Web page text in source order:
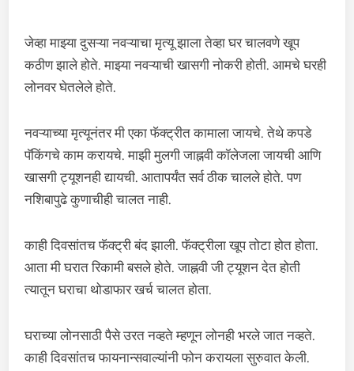
जेव्हा माझ्या दुसऱ्या नवऱ्याचा मृत्यू झाला तेव्हा घर चालवणे खूप
कठीण झाले होते. माझ्या नवऱ्याची खासगी नोकरी होती. आमचे घरही
लोनवर घेतलेले होते.
नवऱ्याच्या मृत्यूनंतर मी एका फॅक्ट्रीत कामाला जायचे. तेथे कपडे
पॅकिंगचे काम करायचे. माझी मुलगी जाह्नवी कॉलेजला जायची आणि
खासगी ट्यूशनही द्यायची. आतापर्यंत सर्व ठीक चालले होते. पण
नशिबापुढे कुणाचीही चालत नाही.
काही दिवसांतच फॅक्ट्री बंद झाली. फॅक्ट्रीला खूप तोटा होत होता.
आता मी घरात रिकामी बसले होते. जाह्नवी जी ट्यूशन देत होती
त्यातून घराचा थोडाफार खर्च चालत होता.
घराच्या लोनसाठी पैसे उरत नव्हते म्हणून लोनही भरले जात नव्हते.
काही दिवसांतच फायनान्सवाल्यांनी फोन करायला सुरुवात केली.